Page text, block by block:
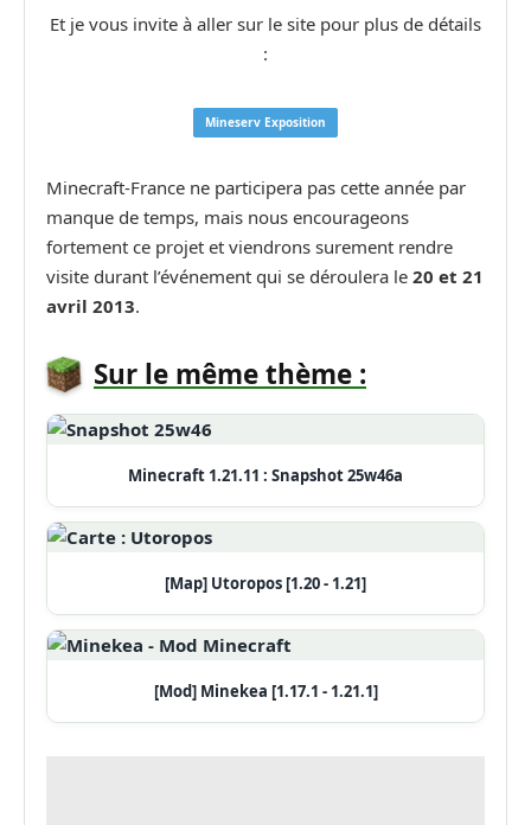
Et je vous invite à aller sur le site pour plus de détails
:
Mineserv Exposition
Minecraft-France ne participera pas cette année par
manque de temps, mais nous encourageons
fortement ce projet et viendrons surement rendre
visite durant l’événement qui se déroulera le 20 et 21
avril 2013.
Sur le même thème :
Minecraft 1.21.11 : Snapshot 25w46a
[Map] Utoropos [1.20 - 1.21]
[Mod] Minekea [1.17.1 - 1.21.1]